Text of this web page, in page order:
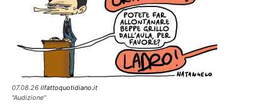
07.08.26 ilfattoquotidiano.it
"Audizione"